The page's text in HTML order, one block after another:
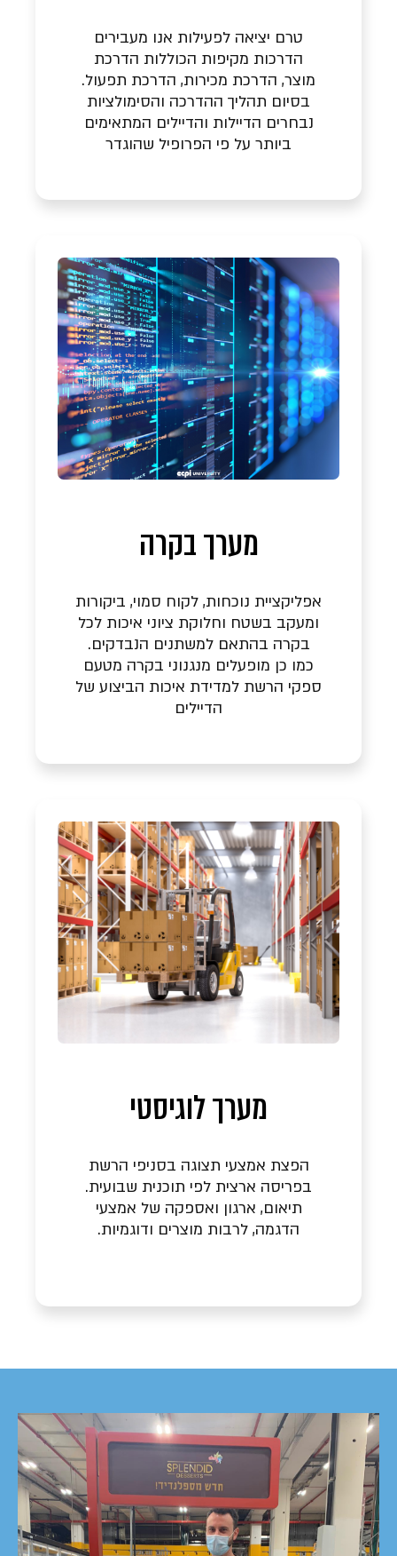
טרם יציאה לפעילות אנו מעבירים
הדרכות מקיפות הכוללות הדרכת
מוצר, הדרכת מכירות, הדרכת תפעול.
בסיום תהליך ההדרכה והסימולציות
נבחרים הדיילות והדיילים המתאימים
ביותר על פי הפרופיל שהוגדר
מערך בקרה
אפליקציית נוכחות, לקוח סמוי, ביקורות
ומעקב בשטח וחלוקת ציוני איכות לכל
בקרה בהתאם למשתנים הנבדקים.
כמו כן מופעלים מנגנוני בקרה מטעם
ספקי הרשת למדידת איכות הביצוע של
הדיילים
מערך לוגיסטי
הפצת אמצעי תצוגה בסניפי הרשת
בפריסה ארצית לפי תוכנית שבועית.
תיאום, ארגון ואספקה של אמצעי
הדגמה, לרבות מוצרים ודוגמיות.